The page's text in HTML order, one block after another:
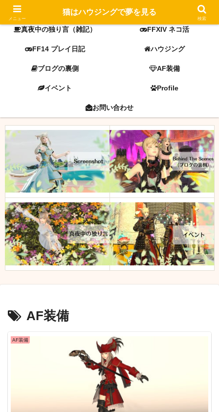
FF14 screenshot ミラプリ
真夜中の独り言（雑記） FFXIV ネコ活
FF14 プレイ日記 ハウジング
ブログの裏側 AF装備
イベント Profile
お問い合わせ
AF装備
AF装備
メニュー
猫はハウジングで夢を見る
検索